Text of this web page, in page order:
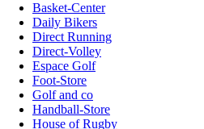
Basket-Center
Daily Bikers
Direct Running
Direct-Volley
Espace Golf
Foot-Store
Golf and co
Handball-Store
House of Rugby